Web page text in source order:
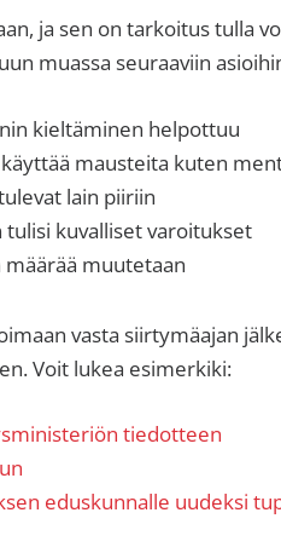
ja sen on tarkoitus tulla
muassa seuraaviin
kieltäminen helpottuu
käyttää mausteita kuten
lain piiriin
tulisi kuvalliset varoitukset
muutetaan
vasta siirtymäajan
Voit lukea esimerkiki:
tiedotteen
eduskunnalle uudeksi